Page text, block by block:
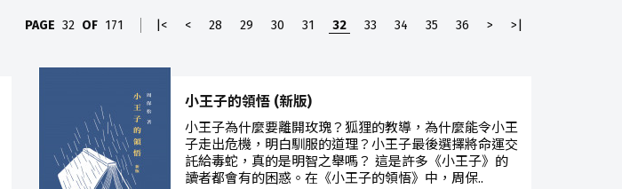
PAGE 32 OF 171 |< < 28 29 30 31 32 33 34 35 36 > >|
小王子的領悟 (新版)
小王子為什麼要離開玫瑰？狐狸的教導，為什麼能令小王
子走出危機，明白馴服的道理？小王子最後選擇將命運交
託給毒蛇，真的是明智之舉嗎？ 這是許多《小王子》的
讀者都會有的困惑。在《小王子的領悟》中，周保..